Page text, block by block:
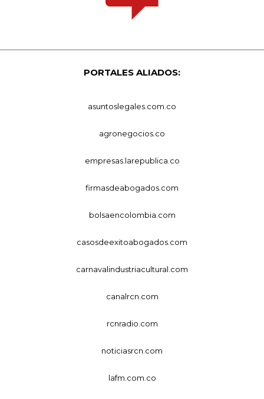
PORTALES ALIADOS:
asuntoslegales.com.co
agronegocios.co
empresas.larepublica.co
firmasdeabogados.com
bolsaencolombia.com
casosdeexitoabogados.com
carnavalindustriacultural.com
canalrcn.com
rcnradio.com
noticiasrcn.com
lafm.com.co